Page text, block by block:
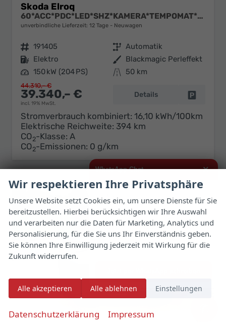
Skoda Elroq
60*ACC*PDC*LED*SHZ*KAMERA*TEMPOMAT*KLIMA*SMARTLINK*EL-HECKKLAPPE*19-ZOLL
unverbindliche Lieferzeit: 12 Tage Neuwagen
Fahrzeugnr. 191405 Getriebe Automatik
Kraftstoff Elektro Außenfarbe Blackmagic Perleffekt
Leistung 150 kW (204 PS) Kilometerstand 50 km
39.340,– €
incl. 19% MwSt.
44.310,– €
Details
Stromverbrauch kombiniert: 16,10 kWh/100km
Elektrische Reichweite: 394 km
CO2-Klasse: A
CO2-Emissionen: 0 g/km
11,2%
WhatsApp Chat ×
ich interessiere mich für das oben
genannte Fahrzeug und freue mich
über Eure Kontaktaufnahme.
Viele Grüße
Wir respektieren Ihre Privatsphäre
Unsere Website setzt Cookies ein, um unsere Dienste für Sie
bereitzustellen. Hierbei berücksichtigen wir Ihre Auswahl
und verarbeiten nur die Daten für Marketing, Analytics und
Personalisierung, für die Sie uns Ihr Einverständnis geben.
Sie können Ihre Einwilligung jederzeit mit Wirkung für die
Zukunft widerrufen.
Alle akzeptieren Alle ablehnen Einstellungen
Datenschutzerklärung Impressum